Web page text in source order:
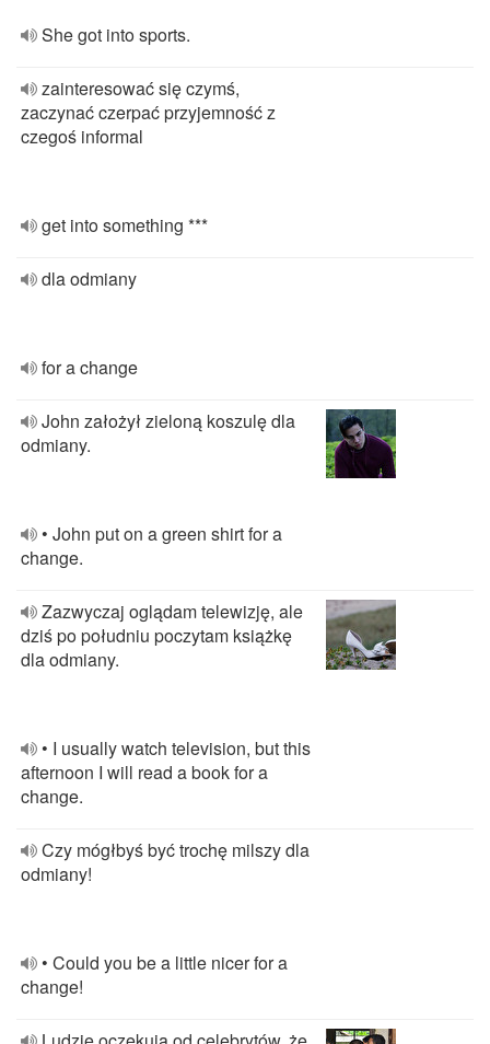
She got into sports.
zainteresować się czymś,
zaczynać czerpać przyjemność z
czegoś informal
get into something ***
dla odmiany
for a change
John założył zieloną koszulę dla
odmiany.
• John put on a green shirt for a
change.
Zazwyczaj oglądam telewizję, ale
dziś po południu poczytam książkę
dla odmiany.
• I usually watch television, but this
afternoon I will read a book for a
change.
Czy mógłbyś być trochę milszy dla
odmiany!
• Could you be a little nicer for a
change!